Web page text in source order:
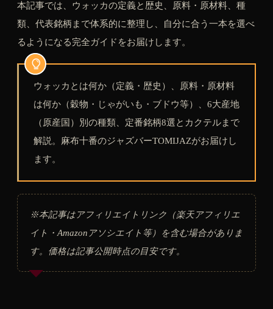
本記事では、ウォッカの定義と歴史、原料・原材料、種
類、代表銘柄まで体系的に整理し、自分に合う一本を選べ
るようになる完全ガイドをお届けします。
ウォッカとは何か（定義・歴史）、原料・原材料
は何か（穀物・じゃがいも・ブドウ等）、6大産地
（原産国）別の種類、定番銘柄8選とカクテルまで
解説。麻布十番のジャズバーTOMIJAZがお届けし
ます。
※本記事はアフィリエイトリンク（楽天アフィリエ
イト・Amazonアソシエイト等）を含む場合がありま
す。価格は記事公開時点の目安です。